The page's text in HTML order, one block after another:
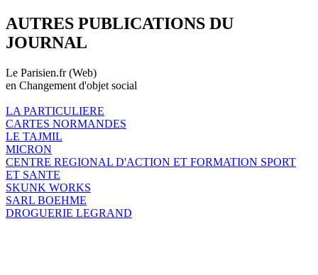
AUTRES PUBLICATIONS DU
JOURNAL
Le Parisien.fr (Web)
en Changement d'objet social
LA PARTICULIERE
CARTES NORMANDES
LE TAJMIL
MICRON
CENTRE REGIONAL D'ACTION ET FORMATION SPORT
ET SANTE
SKUNK WORKS
SARL BOEHME
DROGUERIE LEGRAND